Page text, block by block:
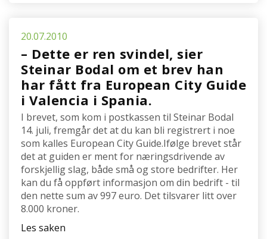
20.07.2010
– Dette er ren svindel, sier
Steinar Bodal om et brev han
har fått fra European City Guide
i Valencia i Spania.
I brevet, som kom i postkassen til Steinar Bodal
14. juli, fremgår det at du kan bli registrert i noe
som kalles European City Guide.Ifølge brevet står
det at guiden er ment for næringsdrivende av
forskjellig slag, både små og store bedrifter. Her
kan du få oppført informasjon om din bedrift - til
den nette sum av 997 euro. Det tilsvarer litt over
8.000 kroner.
Les saken